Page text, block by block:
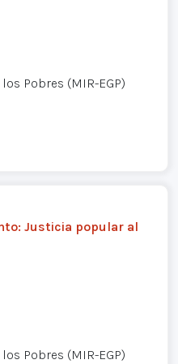
Pobres (MIR-EGP)
Justicia popular al
Pobres (MIR-EGP)